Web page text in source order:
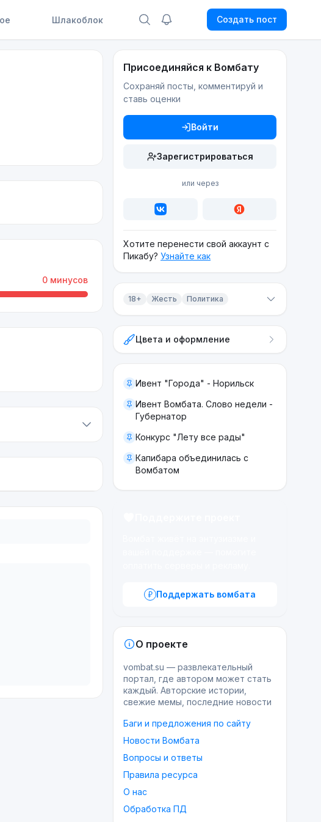
Шлакоблок Создать пост
0 минусов
Присоединяйся к Вомбату
Сохраняй посты, комментируй и
ставь оценки
Войти
Зарегистрироваться
или через
Хотите перенести свой аккаунт с
Пикабу? Узнайте как
18+ Жесть Политика
ЖестьЦвета и оформление
Ивент "Города" - Норильск
Ивент Вомбата. Слово недели -
Губернатор
Конкурс "Лету все рады"
Капибара объединилась с
Вомбатом
Поддержать вомбата
О проекте
vombat.su — развлекательный
портал, где автором может стать
каждый. Авторские истории,
свежие мемы, последние новости
Баги и предложения по сайту
Новости Вомбата
Вопросы и ответы
Правила ресурса
О нас
Обработка ПД